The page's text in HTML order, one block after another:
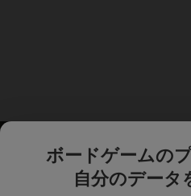
ボードゲームの
自分のデータ